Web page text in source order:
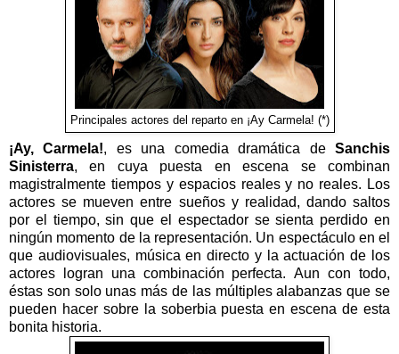
Principales actores del reparto en ¡Ay Carmela! (*)
¡Ay, Carmela!, es una comedia dramática deSanchis
Sinisterra, en cuya puesta en escena se combinan
magistralmente tiempos y espacios reales y no reales. Los
actores se mueven entre sueños y realidad, dando saltos
por el tiempo, sin que el espectador se sienta perdido en
ningún momento de la representación. Un espectáculo en el
que audiovisuales, música en directo y la actuación de los
actores logran una combinación perfecta. Aun con todo,
éstas son solo unas más de las múltiples alabanzas que se
pueden hacer sobre la soberbia puesta en escena de esta
bonita historia.